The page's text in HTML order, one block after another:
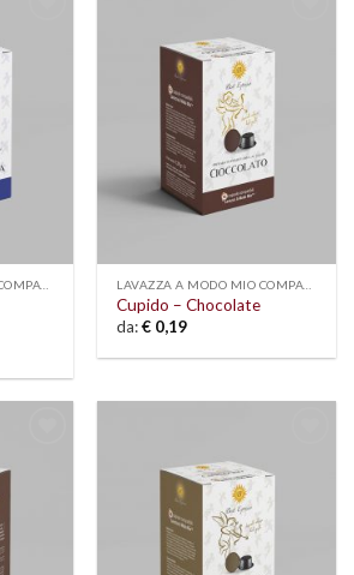
LAVAZZA A MODO MIO COMPATIBLE LAVAZZA A MODO MIO COMPATIBLE
Cupido – Chocolate
da:€ 0,19